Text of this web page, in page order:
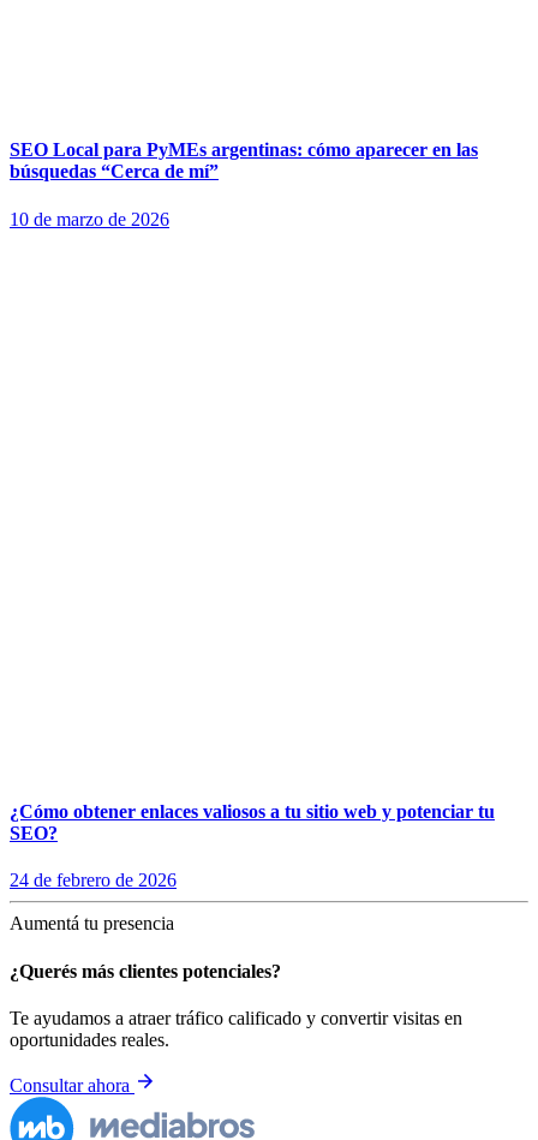
SEO Local para PyMEs argentinas: cómo aparecer en las
búsquedas “Cerca de mí”
10 de marzo de 2026
¿Cómo obtener enlaces valiosos a tu sitio web y potenciar tu
SEO?
24 de febrero de 2026
Aumentá tu presencia
¿Querés más clientes potenciales?
Te ayudamos a atraer tráfico calificado y convertir visitas en
oportunidades reales.
Consultar ahora